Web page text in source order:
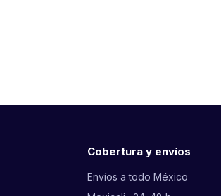
Cobertura y envíos
Envíos a todo México